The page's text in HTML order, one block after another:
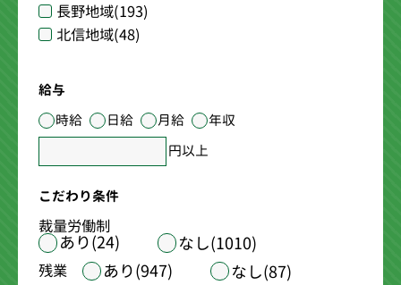
長野地域(193)
北信地域(48)
給与
時給
日給 月給
年収
円以上
こだわり条件
裁量労働制
あり(24) なし(1010)
残業 あり(947) なし(87)